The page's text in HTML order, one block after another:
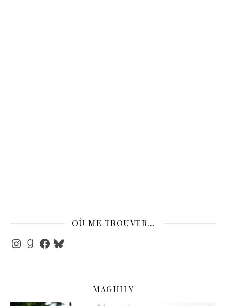
OÙ ME TROUVER…
Instagram
Goodreads
Facebook
Bluesky
MAGHILY